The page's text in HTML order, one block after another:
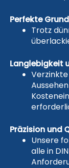
Perfekte
Trotz
Langlebigkeit
Präzision und
Unsere
alle in